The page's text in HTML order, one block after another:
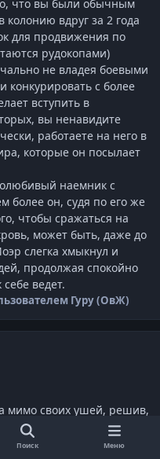
что вы были обычным
вдруг за 2 года
для продвижения по
рудокопами)
не владея боевыми
с более
вступить в
вы ненавидите
работаете на него в
которые он посылает
наемник с
более он, судя по его же
чтобы сражаться на
может быть, даже до
слегка хмыкнул и
продолжая спокойно
ведет.
Гуру (ОвЖ)
мимо своих ушей, решив,
но все же его
говоря о том, чего
Поиск Меню